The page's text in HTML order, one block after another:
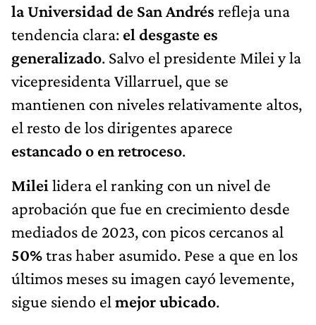
la Universidad de San Andrés refleja una
tendencia clara: el desgaste es
generalizado. Salvo el presidente Milei y la
vicepresidenta Villarruel, que se
mantienen con niveles relativamente altos,
el resto de los dirigentes aparece
estancado o en retroceso.
Milei lidera el ranking con un nivel de
aprobación que fue en crecimiento desde
mediados de 2023, con picos cercanos al
50%tras haber asumido. Pese a que en los
últimos meses su imagen cayó levemente,
sigue siendo el mejor ubicado.